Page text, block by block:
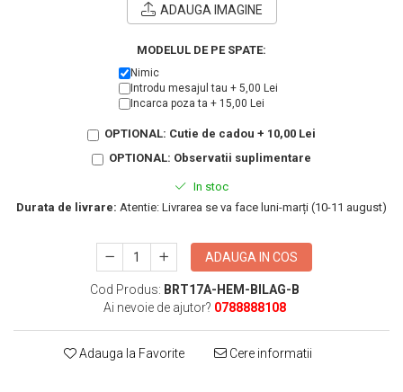
Brelocuri cu mesaje amuzante
Cadouri pentru parinti de Craciun
ADAUGA IMAGINE
MODELUL DE PE SPATE:
Nimic
Introdu mesajul tau + 5,00 Lei
Incarca poza ta + 15,00 Lei
OPTIONAL: Cutie de cadou + 10,00 Lei
OPTIONAL: Observatii suplimentare
In stoc
Durata de livrare: Atentie: Livrarea se va face luni-marți (10-11 august)
ADAUGA IN COS
Cod Produs: BRT17A-HEM-BILAG-B
Ai nevoie de ajutor? 0788888108
Adauga la Favorite Cere informatii